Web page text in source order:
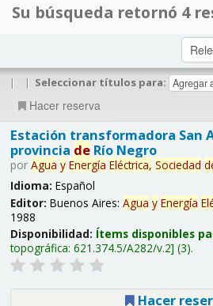
Su búsqueda retornó 4
| | Seleccionar títulos para:
Hacer reserva
Estación transformadora San
provincia deRío Negro
por Agua y Energía Eléctrica, Sociedad
Idioma: Español
Editor: Buenos Aires: Agua y Energía
1988
Disponibilidad: Ítems disponibles
topográfica: 621.374.5/A282/v.2 (3).
Hacer